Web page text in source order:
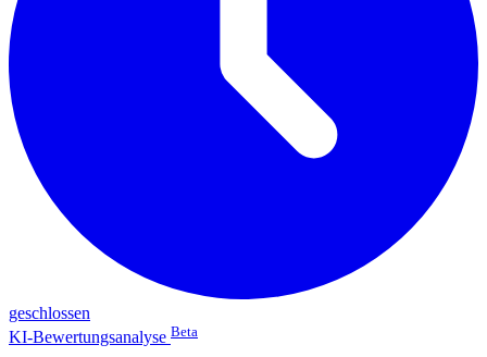
geschlossen
KI-Bewertungsanalyse Beta